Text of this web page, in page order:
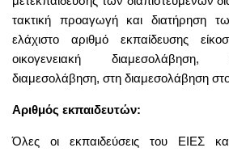
τακτική προαγωγή και διατήρηση
ελάχιστο αριθμό εκπαίδευσης
οικογενειακή διαμεσολάβηση,
διαμεσολάβηση, στη διαμεσολάβηση
Αριθμός εκπαιδευτών:
Όλες οι εκπαιδεύσεις του ΕΙΕΣ